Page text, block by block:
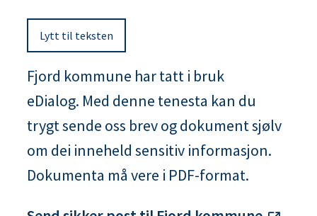
m
m
u
n
e
Lytt til teksten
Fjord kommune har tatt i bruk
eDialog. Med denne tenesta kan du
trygt sende oss brev og dokument sjølv
om dei inneheld sensitiv informasjon.
Dokumenta må vere i PDF-format.